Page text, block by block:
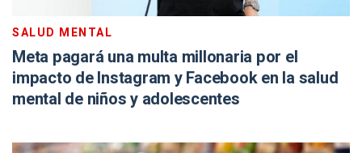
SALUD MENTAL
Meta pagará una multa millonaria por el
impacto de Instagram y Facebook en la salud
mental de niños y adolescentes